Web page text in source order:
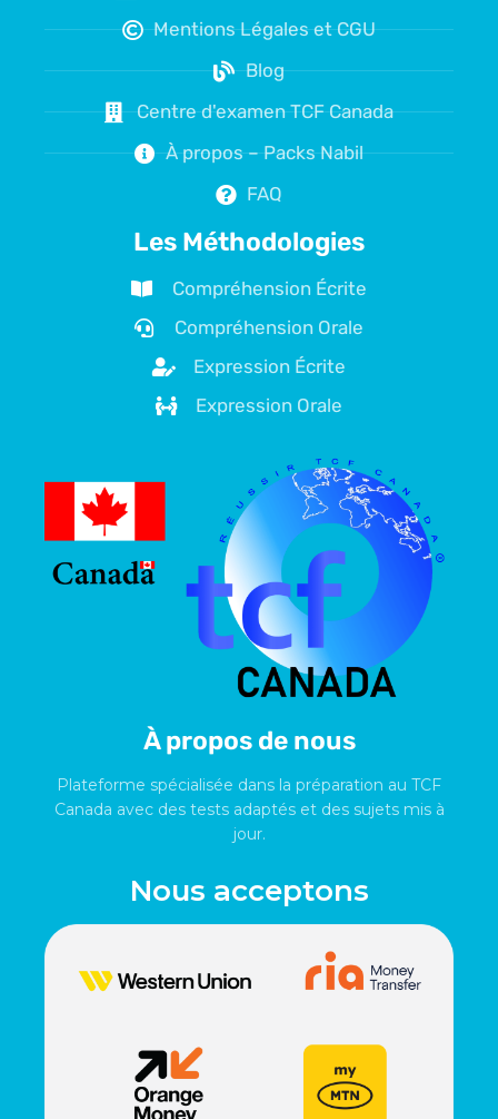
Mentions Légales et CGU
Blog
Centre d'examen TCF Canada
À propos – Packs Nabil
FAQ
Les Méthodologies
Compréhension Écrite
Compréhension Orale
Expression Écrite
Expression Orale
À propos de nous
Plateforme spécialisée dans la préparation au TCF
Canada avec des tests adaptés et des sujets mis à
jour.
Nous acceptons